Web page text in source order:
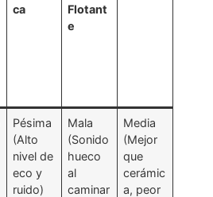
ca
Flotant
e
Pésima
(Alto
nivel de
eco y
ruido)
Mala
(Sonido
hueco
al
caminar
Media
(Mejor
que
cerámic
a, peor